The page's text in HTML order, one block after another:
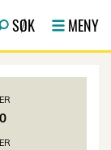
SØK MENY